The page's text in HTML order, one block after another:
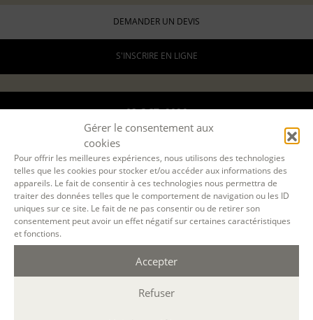
Gérer le consentement aux
cookies
Pour offrir les meilleures expériences, nous utilisons des technologies
telles que les cookies pour stocker et/ou accéder aux informations des
appareils. Le fait de consentir à ces technologies nous permettra de
traiter des données telles que le comportement de navigation ou les ID
uniques sur ce site. Le fait de ne pas consentir ou de retirer son
consentement peut avoir un effet négatif sur certaines caractéristiques
et fonctions.
Accepter
Refuser
DEMANDER UN DEVIS
S'INSCRIRE EN LIGNE
03 OCT. 2026
LYON
présentiel
4 samedis en journée
10h-13h / 14h-17h
24 h.
LE PARCOURS - MODULE 1 : OSER ÉCRIRE
03 oct 2026, 17 oct 2026, 21 nov 2026, 12 déc 2026